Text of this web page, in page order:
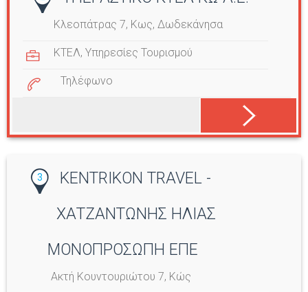
Κλεοπάτρας 7, Κως, Δωδεκάνησα
ΚΤΕΛ,Υπηρεσίες Τουρισμού
Τηλέφωνο
3
KENTRIKON TRAVEL -
ΧΑΤΖΑΝΤΩΝΗΣ ΗΛΙΑΣ
ΜΟΝΟΠΡΟΣΩΠΗ ΕΠΕ
Ακτή Κουντουριώτου 7, Κώς